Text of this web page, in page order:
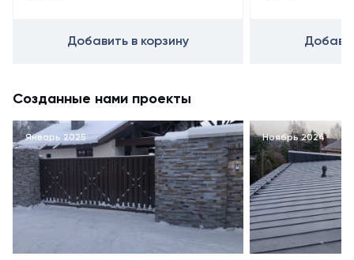
Добавить в корзину
Созданные нами проекты
Январь 2025 Ноябрь 2024